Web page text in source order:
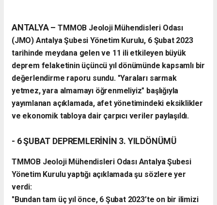
​ANTALYA – TMMOB Jeoloji Mühendisleri Odası
(JMO) Antalya Şubesi Yönetim Kurulu, 6 Şubat 2023
tarihinde meydana gelen ve 11 ili etkileyen büyük
deprem felaketinin üçüncü yıl dönümünde kapsamlı bir
değerlendirme raporu sundu. "Yaraları sarmak
yetmez, yara almamayı öğrenmeliyiz" başlığıyla
yayımlanan açıklamada, afet yönetimindeki eksiklikler
ve ekonomik tabloya dair çarpıcı veriler paylaşıldı.
- 6 ŞUBAT DEPREMLERİNİN 3. YILDÖNÜMÜ
TMMOB Jeoloji Mühendisleri Odası Antalya Şubesi
Yönetim Kurulu yaptığı açıklamada şu sözlere yer
verdi:
"Bundan tam üç yıl önce, 6 Şubat 2023’te on bir ilimizi